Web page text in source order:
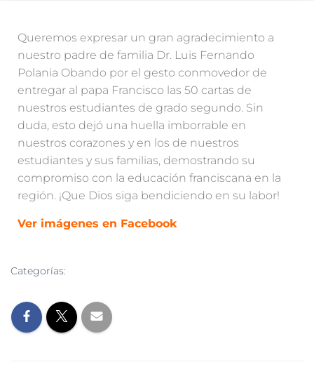
Queremos expresar un gran agradecimiento a
nuestro padre de familia Dr. Luis Fernando
Polania Obando por el gesto conmovedor de
entregar al papa Francisco las 50 cartas de
nuestros estudiantes de grado segundo. Sin
duda, esto dejó una huella imborrable en
nuestros corazones y en los de nuestros
estudiantes y sus familias, demostrando su
compromiso con la educación franciscana en la
región. ¡Que Dios siga bendiciendo en su labor!
Ver imágenes en Facebook
Categorías: